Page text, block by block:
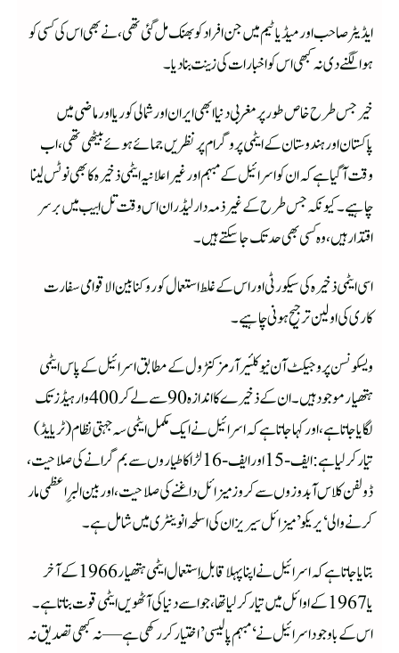
ایڈیٹر صاحب اور میڈیا ٹیم میں جن افراد کو بھنک مل گئی تھی، نے بھی اس کی کسی کو
ہوا لگنے دی نہ کبھی اس کو اخبارات کی زینت بنادیا۔
خیر جس طرح خاص طور پر مغربی دنیا ابھی ایران اور شمالی کوریا اور ماضی میں
پاکستان اور ہندوستان کے ایٹمی پروگرام پر نظریں جمائے ہوئے بیٹھی تھی، اب
وقت آگیا ہے کہ ان کو اسرائیل کے مبہم اور غیر اعلانیہ ایٹمی ذخیرہ کا بھی نوٹس لینا
چاہیے۔ کیونکہ جس طرح کے غیرذ مہ دار لیڈران اس وقت تل ابیب میں برسر
اقتدار ہیں، وہ کسی بھی حد تک جا سکتے ہیں۔
اسی ایٹمی ذخیرہ کی سیکورٹی اور اس کے غلط استعمال کو روکنا بین الاقوامی سفارت
کاری کی اولین ترجیح ہونی چاہیے۔
ویسکونسن پروجیکٹ آن نیوکلئیر آرمز کنٹرول کے مطابق اسرائیل کے پاس ایٹمی
ہتھیار موجود ہیں۔ ان کے ذخیرے کا اندازہ 90 سے لے کر 400 وار ہیڈز تک
لگایا جاتا ہے، اور کہا جاتا ہے کہ اسرائیل نے ایک مکمل ایٹمی سہ جہتی نظام (ٹریایڈ)
تیار کر لیا ہے: ایف-15 اور ایف-16 لڑاکا طیاروں سے بم گرانے کی صلاحیت،
ڈولفن کلاس آبدوزوں سے کروز میزائل داغنے کی صلاحیت، اور بین البرِاعظمی مار
کرنے والی ‘یریکو’ میزائل سیریزان کی اسلحہ انوینٹری میں شامل ہے۔
بتایا جاتا ہے کہ اسرائیل نے اپنا پہلا قابلِ استعمال ایٹمی ہتھیار 1966 کے آخر
یا 1967 کے اوائل میں تیار کر لیا تھا، جو اسے دنیا کی آٹھویں ایٹمی قوت بناتا ہے۔
اس کے باوجود اسرائیل نے ‘مبہم پالیسی’ اختیار کر رکھی ہے—نہ کبھی تصدیق نہ